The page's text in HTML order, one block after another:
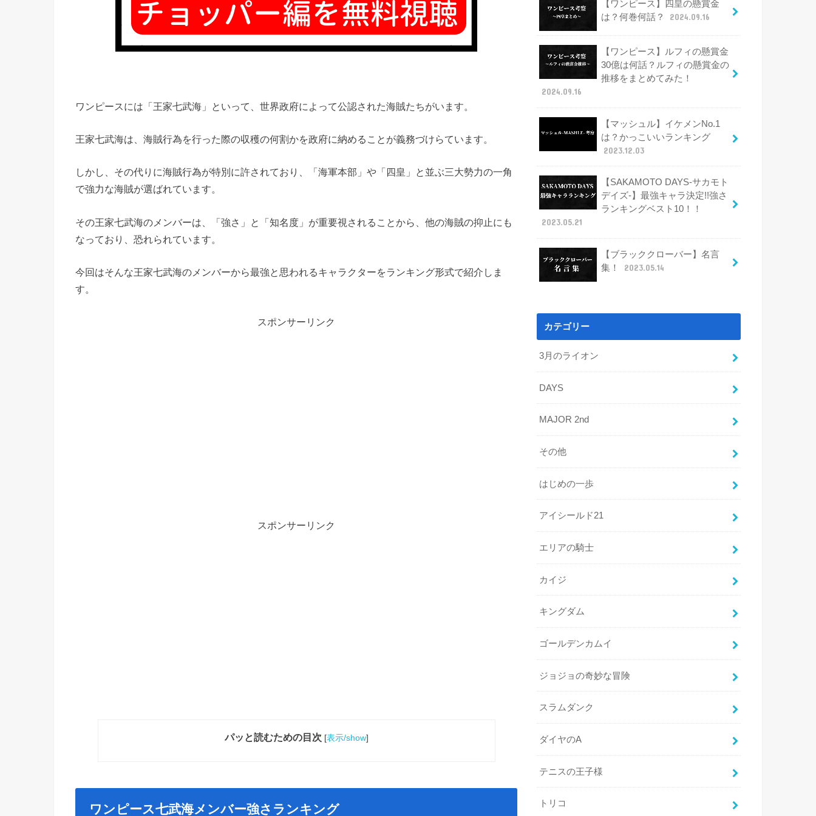
ワンピースには「王家七武海」といって、世界政府によって公認された海賊たちがいます。
王家七武海は、海賊行為を行った際の収穫の何割かを政府に納めることが義務づけらています。
しかし、その代りに海賊行為が特別に許されており、「海軍本部」や「四皇」と並ぶ三大勢力の一角
で強力な海賊が選ばれています。
その王家七武海のメンバーは、「強さ」と「知名度」が重要視されることから、他の海賊の抑止にも
なっており、恐れられています。
今回はそんな王家七武海のメンバーから最強と思われるキャラクターをランキング形式で紹介しま
す。
スポンサーリンク
スポンサーリンク
パッと読むための目次 [表示/show]
ワンピース七武海メンバー強さランキング
【ワンピース】四皇の懸賞金
は？何巻何話？
2024.09.16
【ワンピース】ルフィの懸賞金
30億は何話？ルフィの懸賞金の
推移をまとめてみた！
2024.09.16
【マッシュル】イケメンNo.1
は？かっこいいランキング
2023.12.03
【SAKAMOTO DAYS-サカモト
デイズ-】最強キャラ決定!!強さ
ランキングベスト10！！
2023.05.21
【ブラッククローバー】名言
集！
2023.05.14
カテゴリー
3月のライオン
DAYS
MAJOR 2nd
その他
はじめの一歩
アイシールド21
エリアの騎士
カイジ
キングダム
ゴールデンカムイ
ジョジョの奇妙な冒険
スラムダンク
ダイヤのA
テニスの王子様
トリコ